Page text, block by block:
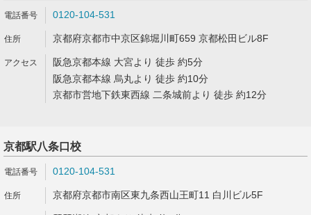
0120-104-531
京都府京都市中京区錦堀川町659 京都松田ビル8F
阪急京都本線 大宮より 徒歩 約5分
阪急京都本線 烏丸より 徒歩 約10分
京都市営地下鉄東西線 二条城前より 徒歩 約12分
京都駅八条口校
0120-104-531
京都府京都市南区東九条西山王町11 白川ビル5F